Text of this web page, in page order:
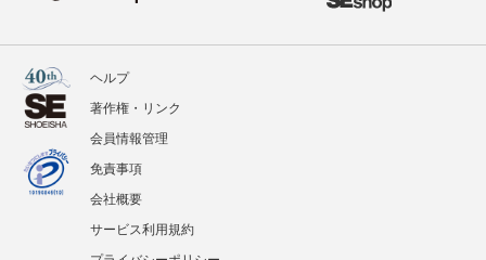
ヘルプ
著作権・リンク
会員情報管理
免責事項
会社概要
サービス利用規約